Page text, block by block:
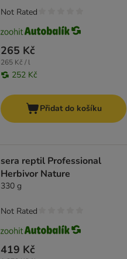
265 Kč
265 Kč / l
252 Kč
Not Rated
Přidat do košíku
sera reptil Professional
Herbivor Nature
330 g
419 Kč
Not Rated